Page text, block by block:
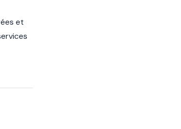
et